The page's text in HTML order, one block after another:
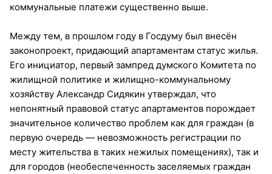
коммунальные платежи существенно выше.
Между тем, в прошлом году в Госдуму был внесён
законопроект, придающий апартаментам статус жилья.
Его инициатор, первый зампред думского Комитета по
жилищной политике и жилищно-коммунальному
хозяйству Александр Сидякин утверждал, что
непонятный правовой статус апартаментов порождает
значительное количество проблем как для граждан (в
первую очередь — невозможность регистрации по
месту жительства в таких нежилых помещениях), так и
для городов (необеспеченность заселяемых граждан